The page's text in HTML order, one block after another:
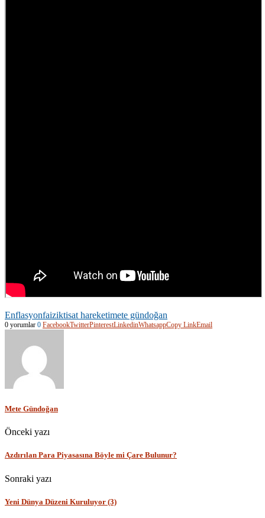
Enflasyonfaiziktisat hareketimete gündoğan
0 yorumlar 0 FacebookTwitterPinterestLinkedinWhatsappCopy LinkEmail
Mete Gündoğan
Önceki yazı
Azdırılan Para Piyasasına Böyle mi Çare Bulunur?
Sonraki yazı
Yeni Dünya Düzeni Kuruluyor (3)